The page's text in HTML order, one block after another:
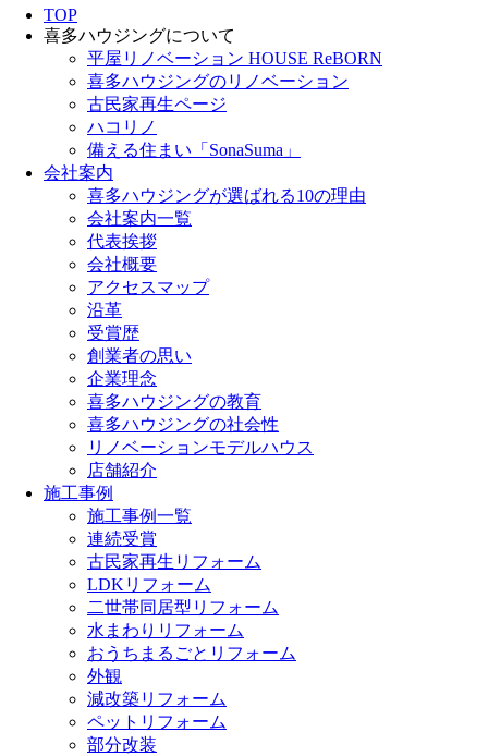
TOP
喜多ハウジングについて
平屋リノベーション HOUSE ReBORN
喜多ハウジングのリノベーション
古民家再生ページ
ハコリノ
備える住まい「SonaSuma」
会社案内
喜多ハウジングが選ばれる10の理由
会社案内一覧
代表挨拶
会社概要
アクセスマップ
沿革
受賞歴
創業者の思い
企業理念
喜多ハウジングの教育
喜多ハウジングの社会性
リノベーションモデルハウス
店舗紹介
施工事例
施工事例一覧
連続受賞
古民家再生リフォーム
LDKリフォーム
二世帯同居型リフォーム
水まわりリフォーム
おうちまるごとリフォーム
外観
減改築リフォーム
ペットリフォーム
部分改装